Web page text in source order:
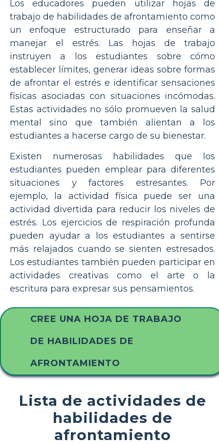
Los educadores pueden utilizar hojas de
trabajo de habilidades de afrontamiento como
un enfoque estructurado para enseñar a
manejar el estrés. Las hojas de trabajo
instruyen a los estudiantes sobre cómo
establecer límites, generar ideas sobre formas
de afrontar el estrés e identificar sensaciones
físicas asociadas con situaciones incómodas.
Estas actividades no sólo promueven la salud
mental sino que también alientan a los
estudiantes a hacerse cargo de su bienestar.
Existen numerosas habilidades que los
estudiantes pueden emplear para diferentes
situaciones y factores estresantes. Por
ejemplo, la actividad física puede ser una
actividad divertida para reducir los niveles de
estrés. Los ejercicios de respiración profunda
pueden ayudar a los estudiantes a sentirse
más relajados cuando se sienten estresados.
Los estudiantes también pueden participar en
actividades creativas como el arte o la
escritura para expresar sus pensamientos.
CREE UNA HOJA DE TRABAJO
DE HABILIDADES DE
AFRONTAMIENTO
Lista de actividades de
habilidades de
afrontamiento